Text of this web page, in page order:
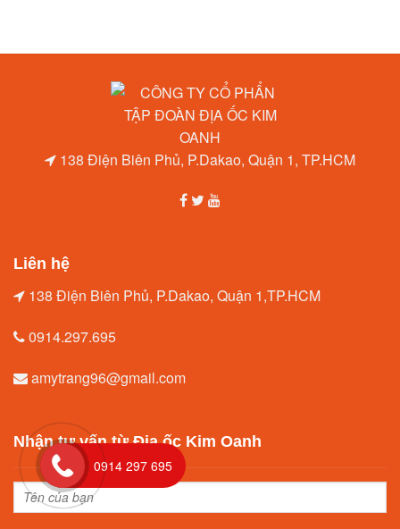
138 Điện Biên Phủ, P.Dakao, Quận 1, TP.HCM
Liên hệ
138 Điện Biên Phủ, P.Dakao, Quận 1,TP.HCM
0914.297.695
amytrang96@gmail.com
Nhận tư vấn từ Địa ốc Kim Oanh
0914 297 695